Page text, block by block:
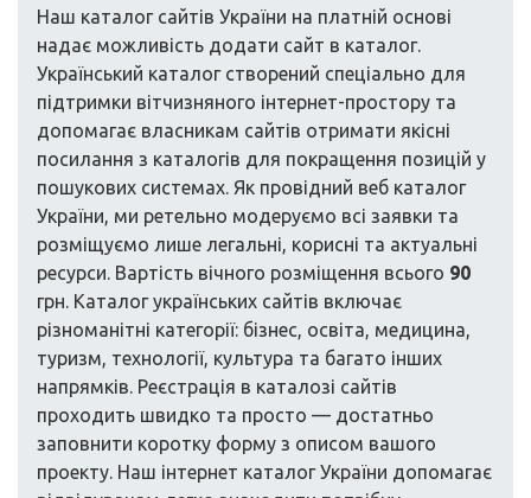
Наш каталог сайтів України на платній основі
надає можливість додати сайт в каталог.
Український каталог створений спеціально для
підтримки вітчизняного інтернет-простору та
допомагає власникам сайтів отримати якісні
посилання з каталогів для покращення позицій у
пошукових системах. Як провідний веб каталог
України, ми ретельно модеруємо всі заявки та
розміщуємо лише легальні, корисні та актуальні
ресурси. Вартість вічного розміщення всього 90
грн. Каталог українських сайтів включає
різноманітні категорії: бізнес, освіта, медицина,
туризм, технології, культура та багато інших
напрямків. Реєстрація в каталозі сайтів
проходить швидко та просто — достатньо
заповнити коротку форму з описом вашого
проекту. Наш інтернет каталог України допомагає